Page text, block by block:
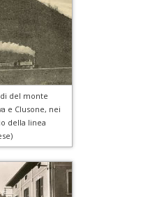
del monte
e Clusone, nei
della linea